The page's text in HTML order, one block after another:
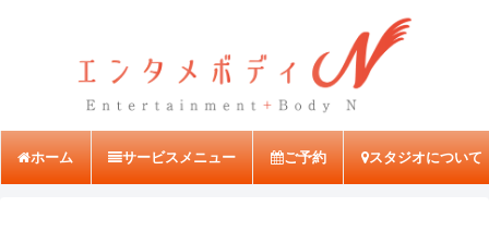
ホーム サービスメニュー ご予約 スタジオについて